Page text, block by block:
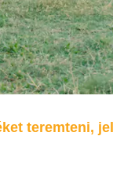
teremteni,